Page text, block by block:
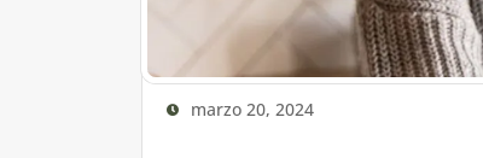
marzo 20, 2024